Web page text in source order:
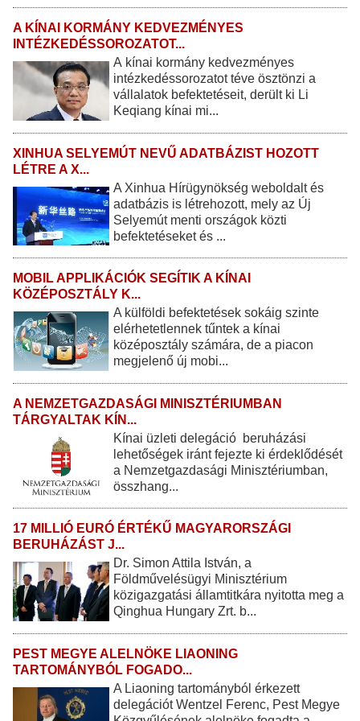
A KÍNAI KORMÁNY KEDVEZMÉNYES
INTÉZKEDÉSSOROZATOT...
A kínai kormány kedvezményes
intézkedéssorozatot téve ösztönzi a
vállalatok befektetéseit, derült ki Li
Keqiang kínai mi...
XINHUA SELYEMÚT NEVŰ ADATBÁZIST HOZOTT
LÉTRE A X...
A Xinhua Hírügynökség weboldalt és
adatbázis is létrehozott, mely az Új
Selyemút menti országok közti
befektetéseket és ...
MOBIL APPLIKÁCIÓK SEGÍTIK A KÍNAI
KÖZÉPOSZTÁLY K...
A külföldi befektetések sokáig szinte
elérhetetlennek tűntek a kínai
középosztály számára, de a piacon
megjelenő új mobi...
A NEMZETGAZDASÁGI MINISZTÉRIUMBAN
TÁRGYALTAK KÍN...
Kínai üzleti delegáció beruházási
lehetőségek iránt fejezte ki érdeklődését
a Nemzetgazdasági Minisztériumban,
összhang...
17 MILLIÓ EURÓ ÉRTÉKŰ MAGYARORSZÁGI
BERUHÁZÁST J...
Dr. Simon Attila István, a
Földművelésügyi Minisztérium
közigazgatási államtitkára nyitotta meg a
Qinghua Hungary Zrt. b...
PEST MEGYE ALELNÖKE LIAONING
TARTOMÁNYBÓL FOGADO...
A Liaoning tartományból érkezett
delegációt Wentzel Ferenc, Pest Megye